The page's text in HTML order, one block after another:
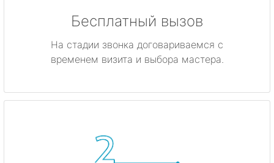
Бесплатный вызов
На стадии звонка договариваемся с
временем визита и выбора мастера.